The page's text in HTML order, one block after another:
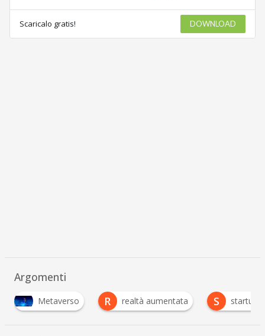
Scaricalo gratis! DOWNLOAD
Argomenti
R
realtà aumentata S startup e realtà aumentata